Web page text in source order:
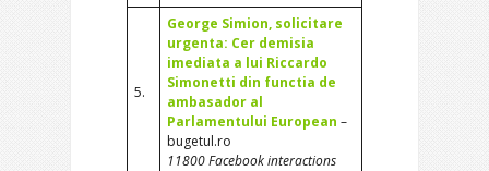
5.
George Simion, solicitare
urgenta: Cer demisia
imediata a lui Riccardo
Simonetti din functia de
ambasador al
Parlamentului European –
bugetul.ro
11800 Facebook interactions